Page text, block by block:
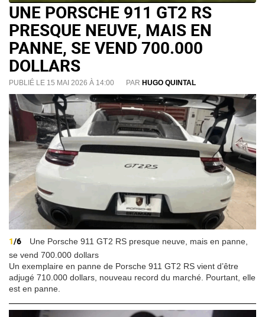
UNE PORSCHE 911 GT2 RS
PRESQUE NEUVE, MAIS EN
PANNE, SE VEND 700.000
DOLLARS
PUBLIÉ LE 15 MAI 2026 À 14:00 PAR HUGO QUINTAL
1/6
Une Porsche 911 GT2 RS presque neuve, mais en panne,
se vend 700.000 dollars
Un exemplaire en panne de Porsche 911 GT2 RS vient d’être
adjugé 710.000 dollars, nouveau record du marché. Pourtant, elle
est en panne.